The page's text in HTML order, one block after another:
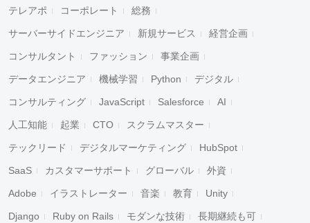
テレアポ コーポレート 総務
サーバーサイドエンジニア 新規サービス 経営企画
コンサルタント ファッション 事業企画
データエンジニア 機械学習 Python デジタル
コンサルティング JavaScript Salesforce AI
人工知能 起業 CTO スクラムマスター
テックリード デジタルマーケティング HubSpot
SaaS カスタマーサポート グローバル 外資
Adobe イラストレーター 音楽 教育 Unity
Django Ruby on Rails モダンな技術 長期継続も可